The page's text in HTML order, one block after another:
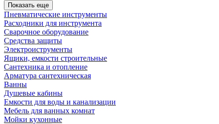
Показать еще
Пневматические инструменты
Расходники для инструмента
Сварочное оборудование
Средства защиты
Электроиструменты
Ящики, емкости строительные
Сантехника и отопление
Арматура сантехническая
Ванны
Душевые кабины
Емкости для воды и канализации
Мебель для ванных комнат
Мойки кухонные